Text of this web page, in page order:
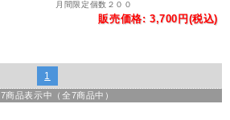
月間限定個数２００
販売価格: 3,700円(税込)
1
7商品表示中（全7商品中）